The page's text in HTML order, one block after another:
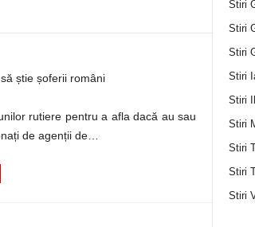
știe șoferii români
rutiere pentru a afla dacă au sau
de agenții de…
Stiri
Stiri
Stiri
Stiri
Stiri
Stiri
Stiri
Stiri
Stiri